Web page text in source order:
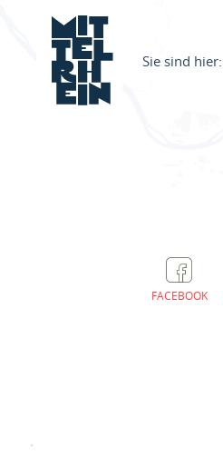
Sie sind hier:
FACEBOOK